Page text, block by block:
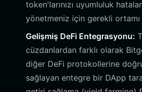
token'larınızı uyumluluk
yönetmeniz için gerekli ortamı
Gelişmiş DeFi Entegrasyonu:
cüzdanlardan farklı olarak
diğer DeFi protokollerine
sağlayan entegre bir DApp